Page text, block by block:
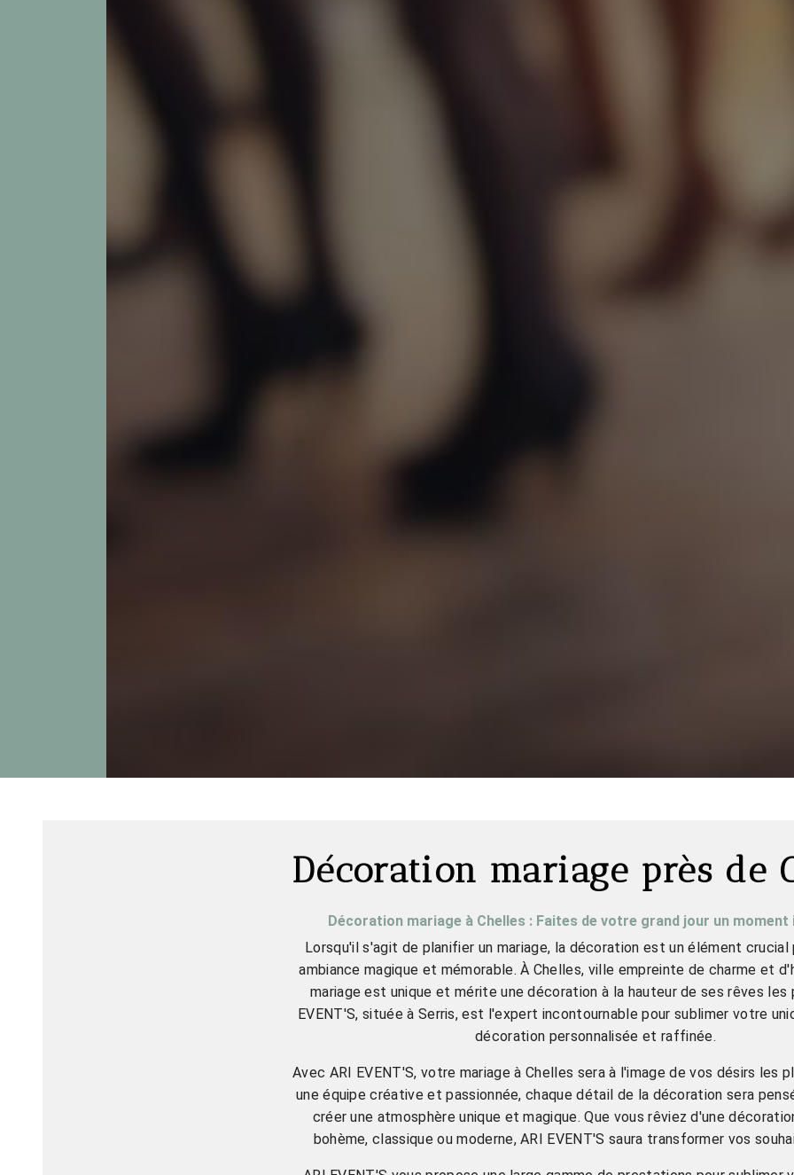
Décoration mariage près de
Décoration mariage à Chelles : Faites de votre grand jour un moment
Lorsqu'il s'agit de planifier un mariage, la décoration est un élément crucial
ambiance magique et mémorable. À Chelles, ville empreinte de charme et
mariage est unique et mérite une décoration à la hauteur de ses rêves les
EVENT'S, située à Serris, est l'expert incontournable pour sublimer votre
décoration personnalisée et raffinée.
Avec ARI EVENT'S, votre mariage à Chelles sera à l'image de vos désirs les
une équipe créative et passionnée, chaque détail de la décoration sera
créer une atmosphère unique et magique. Que vous rêviez d'une
bohème, classique ou moderne, ARI EVENT'S saura transformer vos